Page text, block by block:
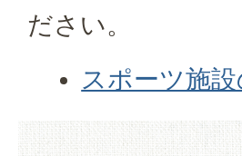
ださい。
スポーツ施